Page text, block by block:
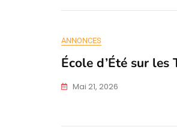
ANNONCES
École d’Été sur
Mai 21, 2026